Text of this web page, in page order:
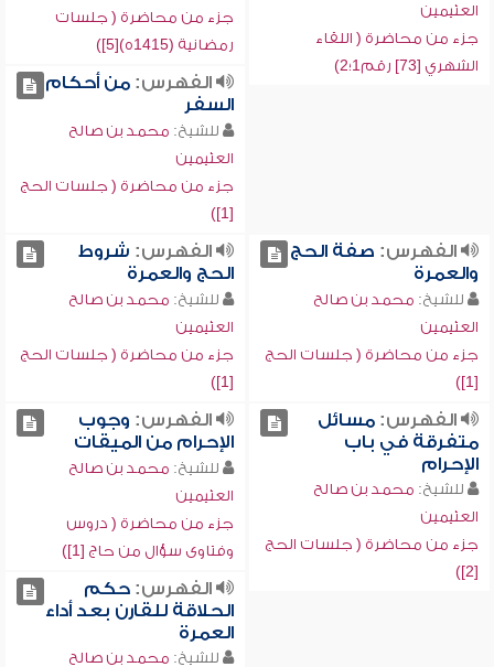
العثيمين
جزء من محاضرة ( اللقاء
الشهري [73] رقم1؛2)
جزء من محاضرة ( جلسات
رمضانية (1415ه)[5])
الفهرس:من أحكام
السفر
للشيخ: محمد بن صالح
العثيمين
جزء من محاضرة ( جلسات الحج
[1])
الفهرس: صفة الحج
والعمرة
للشيخ: محمد بن صالح
العثيمين
جزء من محاضرة ( جلسات الحج
[1])
الفهرس: شروط
الحج والعمرة
للشيخ: محمد بن صالح
العثيمين
جزء من محاضرة ( جلسات الحج
[1])
الفهرس:مسائل
متفرقة في باب
الإحرام
للشيخ: محمد بن صالح
العثيمين
جزء من محاضرة ( جلسات الحج
[2])
الفهرس: وجوب
الإحرام من الميقات
للشيخ: محمد بن صالح
العثيمين
جزء من محاضرة ( دروس
وفتاوى سؤال من حاج [1])
الفهرس:حكم
الحلاقة للقارن بعد أداء
العمرة
للشيخ: محمد بن صالح